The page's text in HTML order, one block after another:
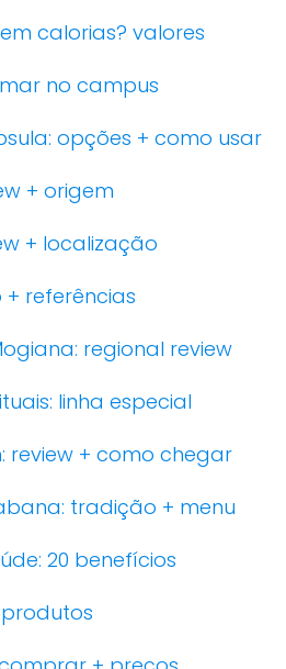
calorias? valores
no campus
opções + como usar
+ origem
+ localização
+ referências
regional review
linha especial
review + como chegar
tradição + menu
20 benefícios
produtos